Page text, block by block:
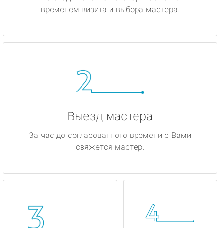
временем визита и выбора мастера.
Выезд мастера
За час до согласованного времени с Вами
свяжется мастер.